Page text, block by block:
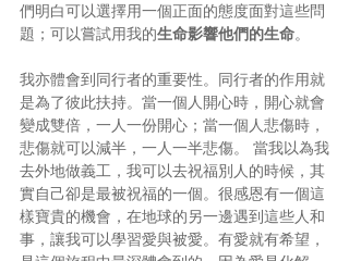
們明白可以選擇用一個正面的態度面對這些問
題；可以嘗試用我的生命影響他們的生命。
我亦體會到同行者的重要性。同行者的作用就
是為了彼此扶持。當一個人開心時，開心就會
變成雙倍，一人一份開心；當一個人悲傷時，
悲傷就可以減半，一人一半悲傷。 當我以為我
去外地做義工，我可以去祝福別人的時候，其
實自己卻是最被祝福的一個。很感恩有一個這
樣寶貴的機會，在地球的另一邊遇到這些人和
事，讓我可以學習愛與被愛。有愛就有希望，
是這個旅程中最深體會到的。因為愛是化解一